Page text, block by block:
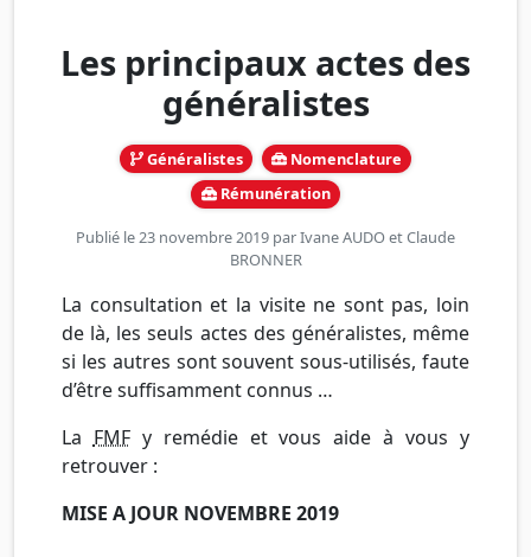
Les principaux actes des
généralistes
Généralistes
Nomenclature
Rémunération
Publié le 23 novembre 2019 parIvane AUDOetClaude
BRONNER
La consultation et la visite ne sont pas, loin
de là, les seuls actes des généralistes, même
si les autres sont souvent sous-utilisés, faute
d’être suffisamment connus …
La FMFy remédie et vous aide à vous y
retrouver :
MISE A JOUR NOVEMBRE 2019